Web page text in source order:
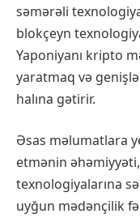
səmərəli
blokçeyn
Yaponiyanı kripto
yaratmaq və
halına gətirir.
Əsas məlumatlara
etmənin
texnologiyalarına
uyğun mədənçilik